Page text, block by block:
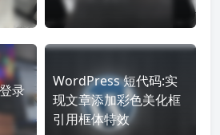
录
WordPress 短代码:实
现文章添加彩色美化框
引用框体特效